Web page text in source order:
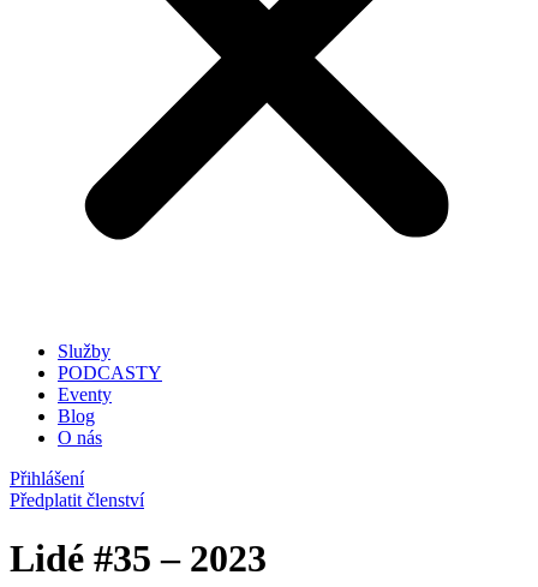
Služby
PODCASTY
Eventy
Blog
O nás
Přihlášení
Předplatit členství
Lidé #35 – 2023